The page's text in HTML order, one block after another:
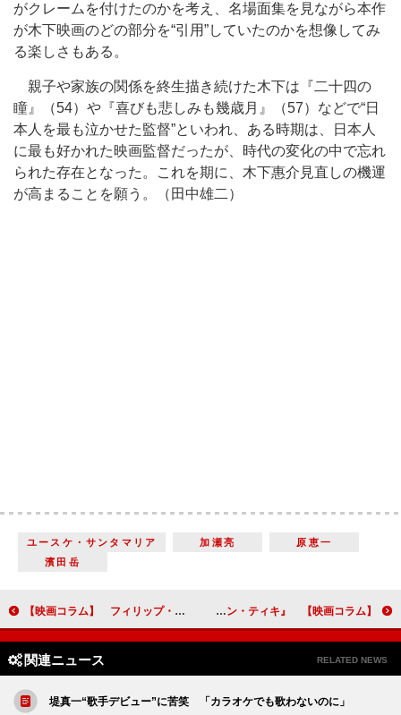
がクレームを付けたのかを考え、名場面集を見ながら本作
が木下映画のどの部分を“引用”していたのかを想像してみ
る楽しさもある。
親子や家族の関係を終生描き続けた木下は『二十四の
瞳』（54）や『喜びも悲しみも幾歳月』（57）などで“日
本人を最も泣かせた監督”といわれ、ある時期は、日本人
に最も好かれた映画監督だったが、時代の変化の中で忘れ
られた存在となった。これを期に、木下惠介見直しの機運
が高まることを願う。（田中雄二）
ユースケ・サンタマリア 加瀬亮
原恵一
濱田岳
【映画コラム】 フィリップ・Ｋ・ディックを思わせるＳＦ『オブリビオン』 【映画コラム】 いかだで8000キロの航海をした男たちの実話を映画化した『コン・ティキ』
関連ニュース RELATED NEWS
堤真一“歌手デビュー”に苦笑 「カラオケでも歌わないのに」